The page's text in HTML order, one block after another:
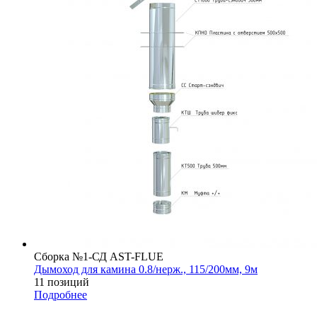
Сборка №1-СД AST-FLUE
Дымоход для камина 0.8/нерж., 115/200мм, 9м
11 позиций
Подробнее